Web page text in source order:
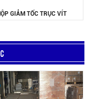
NƯỚC GIÁ RẺ TECO